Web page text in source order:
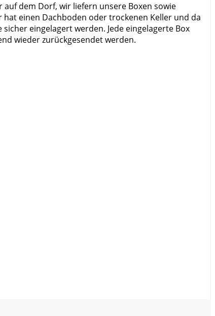
dem Dorf, wir liefern unsere Boxen sowie
einen Dachboden oder trockenen Keller und da
eingelagert werden. Jede eingelagerte Box
wieder zurückgesendet werden.